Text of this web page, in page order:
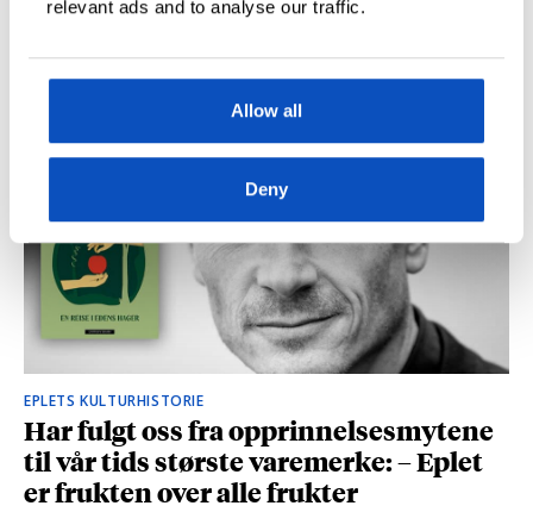
relevant ads and to analyse our traffic.
Allow all
Deny
KJØP
EPLETS KULTURHISTORIE
Har fulgt oss fra opprinnelsesmytene
til vår tids største varemerke: – Eplet
er frukten over alle frukter